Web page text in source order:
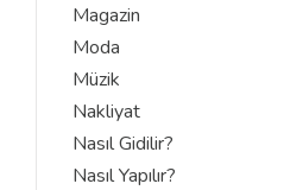
Magazin
Moda
Müzik
Nakliyat
Nasıl Gidilir?
Nasıl Yapılır?